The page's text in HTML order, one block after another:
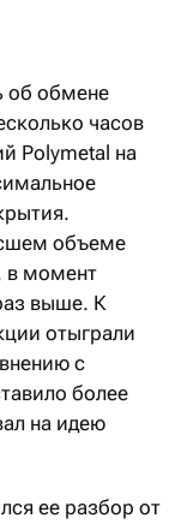
об обмене
часов
Polymetal на
объеме
в момент
выше. К
отыграли
с
более
на идею
ее разбор от